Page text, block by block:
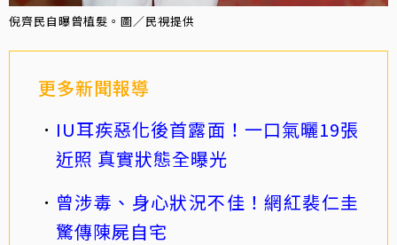
倪齊民自曝曾植髮。圖／民視提供
更多新聞報導
IU耳疾惡化後首露面！一口氣曬19張
近照 真實狀態全曝光
曾涉毒、身心狀況不佳！網紅裴仁圭
驚傳陳屍自宅